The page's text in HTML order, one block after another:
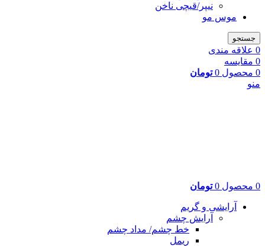
نیپر/قیچی ناخن
موس مو
جستجو
0 علاقه مندی
0 مقایسه
0 محصول 0 تومان
منو
0 محصول 0 تومان
آرایشی و گریم
آرایش چشم
خط چشم/ مداد چشم
ریمل